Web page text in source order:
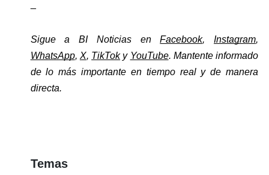
Sigue a BI Noticias en Facebook, Instagram,
WhatsApp, X, TikTok y YouTube. Mantente informado
de lo más importante en tiempo real y de manera
directa.
Temas